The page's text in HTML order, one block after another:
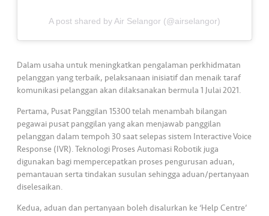
Dalam usaha untuk meningkatkan pengalaman perkhidmatan
pelanggan yang terbaik, pelaksanaan inisiatif dan menaik taraf
komunikasi pelanggan akan dilaksanakan bermula 1 Julai 2021.
Pertama, Pusat Panggilan 15300 telah menambah bilangan
pegawai pusat panggilan yang akan menjawab panggilan
pelanggan dalam tempoh 30 saat selepas sistem Interactive Voice
Response (IVR). Teknologi Proses Automasi Robotik juga
digunakan bagi mempercepatkan proses pengurusan aduan,
pemantauan serta tindakan susulan sehingga aduan/pertanyaan
diselesaikan.
Kedua, aduan dan pertanyaan boleh disalurkan ke ‘Help Centre’
A post shared by Air Selangor (@airselangor)
di
a